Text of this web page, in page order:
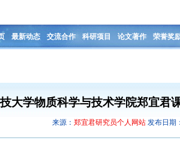
最新动态 交流合作 科研项目 论文著作 荣誉奖
大学物质科学与技术学院郑宜君
来源： 郑宜君研究员个人网站 发布日期